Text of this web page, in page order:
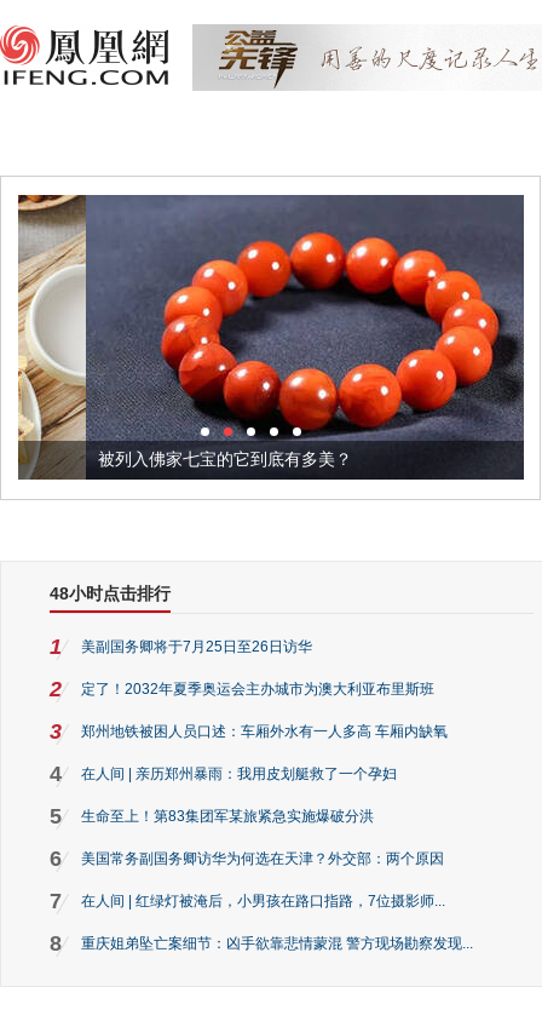
被列入佛家七宝的它到底有多美？
48小时点击排行
1 美副国务卿将于7月25日至26日访华
2 定了！2032年夏季奥运会主办城市为澳大利亚布里斯班
3 郑州地铁被困人员口述：车厢外水有一人多高 车厢内缺氧
4 在人间 | 亲历郑州暴雨：我用皮划艇救了一个孕妇
5 生命至上！第83集团军某旅紧急实施爆破分洪
6 美国常务副国务卿访华为何选在天津？外交部：两个原因
7 在人间 | 红绿灯被淹后，小男孩在路口指路，7位摄影师...
8 重庆姐弟坠亡案细节：凶手欲靠悲情蒙混 警方现场勘察发现...